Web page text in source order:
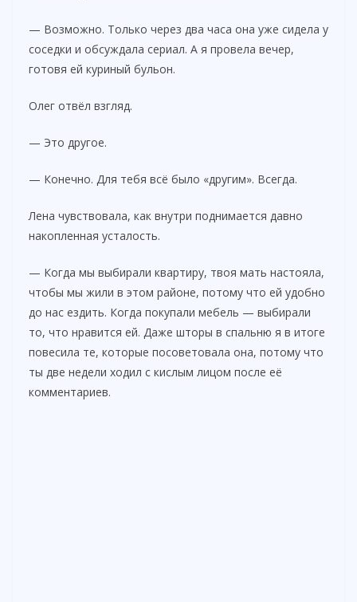
— Возможно. Только через два часа она уже сидела у
соседки и обсуждала сериал. А я провела вечер,
готовя ей куриный бульон.
Олег отвёл взгляд.
— Это другое.
— Конечно. Для тебя всё было «другим». Всегда.
Лена чувствовала, как внутри поднимается давно
накопленная усталость.
— Когда мы выбирали квартиру, твоя мать настояла,
чтобы мы жили в этом районе, потому что ей удобно
до нас ездить. Когда покупали мебель — выбирали
то, что нравится ей. Даже шторы в спальню я в итоге
повесила те, которые посоветовала она, потому что
ты две недели ходил с кислым лицом после её
комментариев.